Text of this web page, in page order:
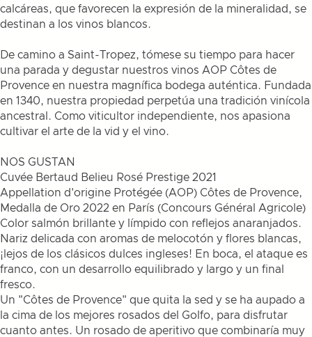
calcáreas, que favorecen la expresión de la mineralidad, se
destinan a los vinos blancos.
De camino a Saint-Tropez, tómese su tiempo para hacer
una parada y degustar nuestros vinos AOP Côtes de
Provence en nuestra magnífica bodega auténtica. Fundada
en 1340, nuestra propiedad perpetúa una tradición vinícola
ancestral. Como viticultor independiente, nos apasiona
cultivar el arte de la vid y el vino.
NOS GUSTAN
Cuvée Bertaud Belieu Rosé Prestige 2021
Appellation d'origine Protégée (AOP) Côtes de Provence,
Medalla de Oro 2022 en París (Concours Général Agricole)
Color salmón brillante y límpido con reflejos anaranjados.
Nariz delicada con aromas de melocotón y flores blancas,
¡lejos de los clásicos dulces ingleses! En boca, el ataque es
franco, con un desarrollo equilibrado y largo y un final
fresco.
Un "Côtes de Provence" que quita la sed y se ha aupado a
la cima de los mejores rosados del Golfo, para disfrutar
cuanto antes. Un rosado de aperitivo que combinaría muy